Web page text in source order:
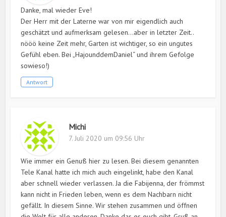
Danke, mal wieder Eve!
Der Herr mit der Laterne war von mir eigendlich auch
geschätzt und aufmerksam gelesen…aber in letzter Zeit..
nööö keine Zeit mehr, Garten ist wichtiger, so ein ungutes
Gefühl eben. Bei „HajounddemDaniel“ und ihrem Gefolge
sowieso!)
Antwort
Michi
7. Juli 2020 um 09:56 Uhr
Wie immer ein Genuß hier zu lesen. Bei diesem genannten
Tele Kanal hatte ich mich auch eingelinkt, habe den Kanal
aber schnell wieder verlassen. Ja die Fabijenna, der frömmst
kann nicht in Frieden leben, wenn es dem Nachbarn nicht
gefällt. In diesem Sinne. Wir stehen zusammen und öffnen